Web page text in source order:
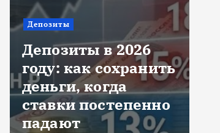
Инвестиции
Яндекс
авиабилеты: как
сейчас искать
дешёвые перелёты
без лишних
заморочек